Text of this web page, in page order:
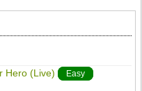
Hero (Live) Easy